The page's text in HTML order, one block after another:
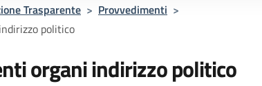
Trasparente > Provvedimenti >
politico
organi indirizzo politico